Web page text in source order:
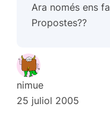
Ara només ens
Propostes??
nimue
25 juliol 2005